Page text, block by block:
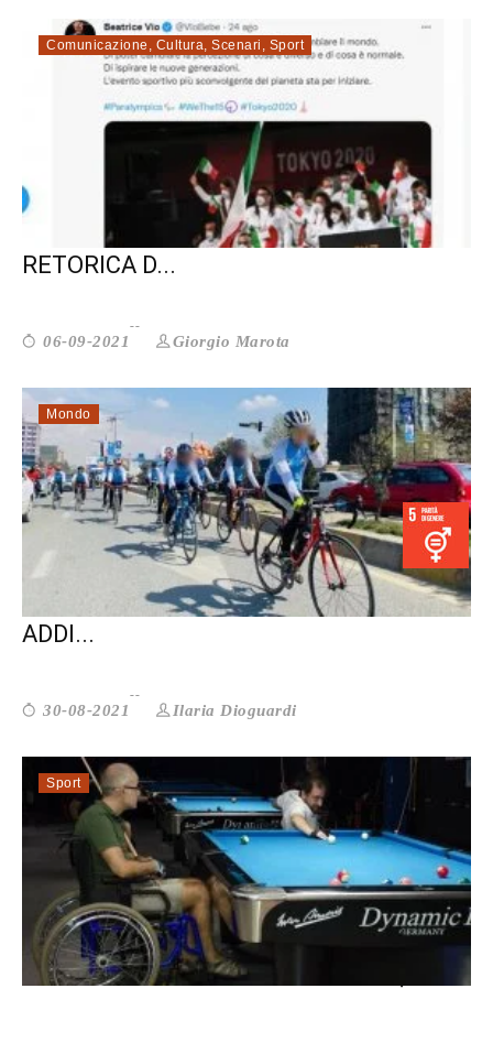
Comunicazione , Cultura, Scenari , Sport
PARALIMPIADI. BASTA CON LA
RETORICA D...
06-09-2021 Giorgio Marota
Mondo
LA PAURA DELLE CICLISTE AFGHANE:
ADDI...
30-08-2021 Ilaria Dioguardi
Sport
DISABILI. IL BILIARDO È PER TUTTI, E ...